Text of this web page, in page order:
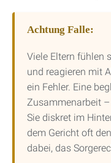
Achtung Falle:
Viele Eltern fühlen
und reagieren mit
ein Fehler. Eine
Zusammenarbeit
Sie diskret im
dem Gericht oft
dabei, das